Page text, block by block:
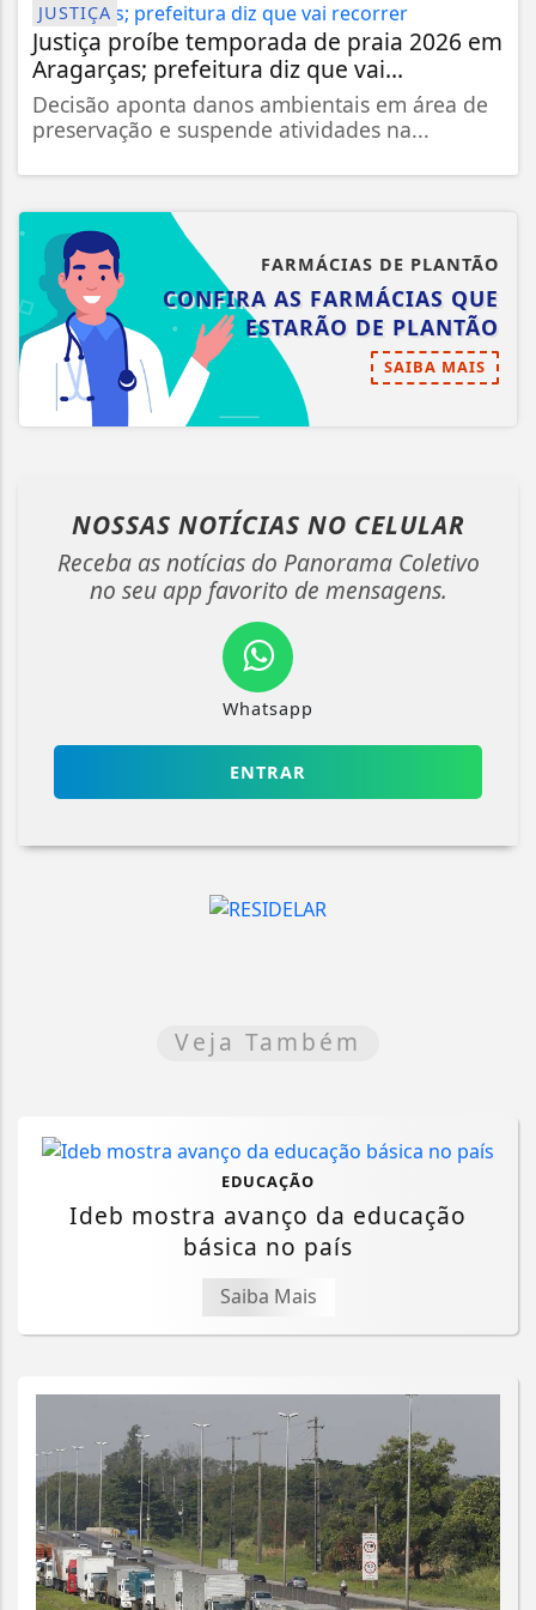
JUSTIÇA
Justiça proíbe temporada de praia 2026 em
Aragarças; prefeitura diz que vai...
Decisão aponta danos ambientais em área de
preservação e suspende atividades na...
FARMÁCIAS DE PLANTÃO
CONFIRA AS FARMÁCIAS QUE
ESTARÃO DE PLANTÃO
SAIBA MAIS
NOSSAS NOTÍCIAS NO CELULAR
Receba as notícias do Panorama Coletivo
no seu app favorito de mensagens.
Whatsapp
ENTRAR
Veja Também
EDUCAÇÃO
Ideb mostra avanço da educação
básica no país
Saiba Mais